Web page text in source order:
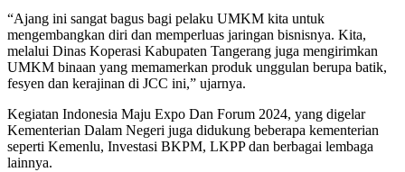
“Ajang ini sangat bagus bagi pelaku UMKM kita untuk
mengembangkan diri dan memperluas jaringan bisnisnya. Kita,
melalui Dinas Koperasi Kabupaten Tangerang juga mengirimkan
UMKM binaan yang memamerkan produk unggulan berupa batik,
fesyen dan kerajinan di JCC ini,” ujarnya.
Kegiatan Indonesia Maju Expo Dan Forum 2024, yang digelar
Kementerian Dalam Negeri juga didukung beberapa kementerian
seperti Kemenlu, Investasi BKPM, LKPP dan berbagai lembaga
lainnya.